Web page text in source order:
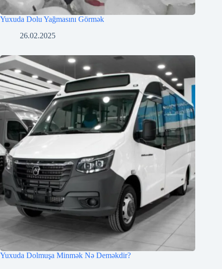
Yuxuda Dolu Yağmasını Görmək
26.02.2025
Yuxuda Dolmuşa Minmək Nə Deməkdir?